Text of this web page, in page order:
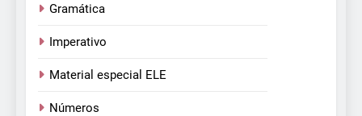
Gramática
Imperativo
Material especial ELE
Números